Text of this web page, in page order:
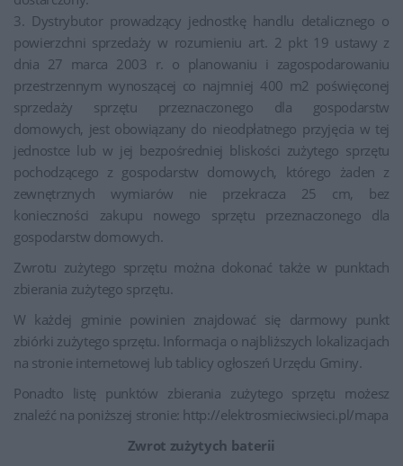
3. Dystrybutor prowadzący jednostkę handlu detalicznego o
powierzchni sprzedaży w rozumieniu art. 2 pkt 19 ustawy z
dnia 27 marca 2003 r. o planowaniu i zagospodarowaniu
przestrzennym wynoszącej co najmniej 400 m2 poświęconej
sprzedaży sprzętu przeznaczonego dla gospodarstw
domowych, jest obowiązany do nieodpłatnego przyjęcia w tej
jednostce lub w jej bezpośredniej bliskości zużytego sprzętu
pochodzącego z gospodarstw domowych, którego żaden z
zewnętrznych wymiarów nie przekracza 25 cm, bez
konieczności zakupu nowego sprzętu przeznaczonego dla
gospodarstw domowych.
Zwrotu zużytego sprzętu można dokonać także w punktach
zbierania zużytego sprzętu.
W każdej gminie powinien znajdować się darmowy punkt
zbiórki zużytego sprzętu. Informacja o najbliższych lokalizacjach
na stronie internetowej lub tablicy ogłoszeń Urzędu Gminy.
Ponadto listę punktów zbierania zużytego sprzętu możesz
znaleźć na poniższej stronie: http://elektrosmieciwsieci.pl/mapa
Zwrot zużytych baterii